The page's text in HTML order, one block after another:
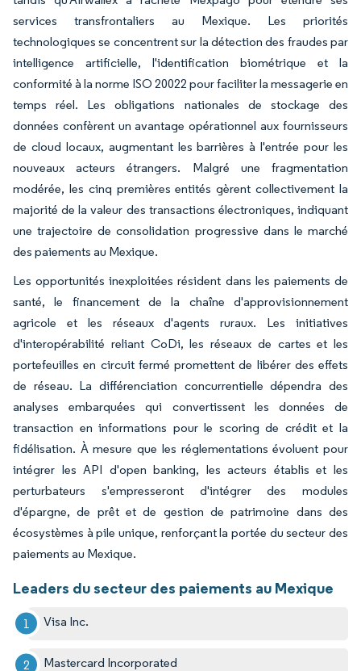
services transfrontaliers au Mexique. Les priorités
technologiques se concentrent sur la détection des fraudes par
intelligence artificielle, l'identification biométrique et la
conformité à la norme ISO 20022 pour faciliter la messagerie en
temps réel. Les obligations nationales de stockage des
données confèrent un avantage opérationnel aux fournisseurs
de cloud locaux, augmentant les barrières à l'entrée pour les
nouveaux acteurs étrangers. Malgré une fragmentation
modérée, les cinq premières entités gèrent collectivement la
majorité de la valeur des transactions électroniques, indiquant
une trajectoire de consolidation progressive dans le marché
des paiements au Mexique.
Les opportunités inexploitées résident dans les paiements de
santé, le financement de la chaîne d'approvisionnement
agricole et les réseaux d'agents ruraux. Les initiatives
d'interopérabilité reliant CoDi, les réseaux de cartes et les
portefeuilles en circuit fermé promettent de libérer des effets
de réseau. La différenciation concurrentielle dépendra des
analyses embarquées qui convertissent les données de
transaction en informations pour le scoring de crédit et la
fidélisation. À mesure que les réglementations évoluent pour
intégrer les API d'open banking, les acteurs établis et les
perturbateurs s'empresseront d'intégrer des modules
d'épargne, de prêt et de gestion de patrimoine dans des
écosystèmes à pile unique, renforçant la portée du secteur des
paiements au Mexique.
Leaders du secteur des paiements au Mexique
Visa Inc.
Mastercard Incorporated